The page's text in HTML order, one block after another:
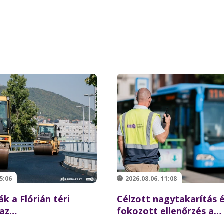
a Flórián téri
2026.08.06. 11:08
Célzott nagytakarítás
fokozott ellenőrzés a